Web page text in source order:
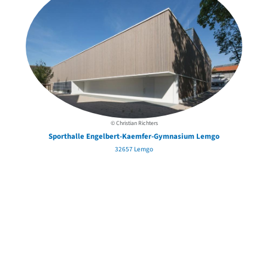
© Christian Richters
Sporthalle Engelbert-Kaemfer-Gymnasium Lemgo
32657 Lemgo